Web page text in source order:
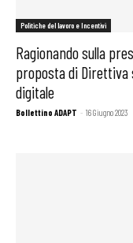
Politiche del lavoro e Incentivi
Ragionando sulla
proposta di
digitale
Bollettino ADAPT - 16 Giugno 2023